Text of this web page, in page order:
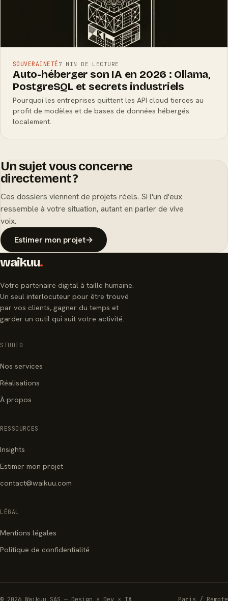
SOUVERAINETÉ 7 MIN DE LECTURE
Auto-héberger son IA en 2026 : Ollama,
PostgreSQL et secrets industriels
Pourquoi les entreprises quittent les API cloud tierces au
profit de modèles et de bases de données hébergés
localement.
Un sujet vous concerne
directement ?
Ces dossiers viennent de projets réels. Si l'un d'eux
ressemble à votre situation, autant en parler de vive
voix.
Estimer mon projet→
waikuu.
Votre partenaire digital à taille humaine.
Un seul interlocuteur pour être trouvé
par vos clients, gagner du temps et
garder un outil qui suit votre activité.
STUDIO
Nos services
Réalisations
À propos
RESSOURCES
Insights
Estimer mon projet
contact@waikuu.com
LÉGAL
Mentions légales
Politique de confidentialité